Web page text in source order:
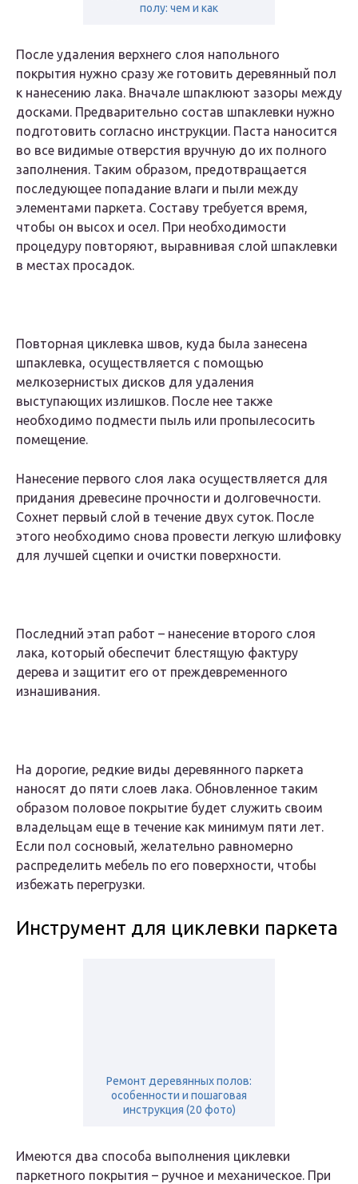
полу: чем и как
После удаления верхнего слоя напольного
покрытия нужно сразу же готовить деревянный пол
к нанесению лака. Вначале шпаклюют зазоры между
досками. Предварительно состав шпаклевки нужно
подготовить согласно инструкции. Паста наносится
во все видимые отверстия вручную до их полного
заполнения. Таким образом, предотвращается
последующее попадание влаги и пыли между
элементами паркета. Составу требуется время,
чтобы он высох и осел. При необходимости
процедуру повторяют, выравнивая слой шпаклевки
в местах просадок.
Повторная циклевка швов, куда была занесена
шпаклевка, осуществляется с помощью
мелкозернистых дисков для удаления
выступающих излишков. После нее также
необходимо подмести пыль или пропылесосить
помещение.
Нанесение первого слоя лака осуществляется для
придания древесине прочности и долговечности.
Сохнет первый слой в течение двух суток. После
этого необходимо снова провести легкую шлифовку
для лучшей сцепки и очистки поверхности.
Последний этап работ – нанесение второго слоя
лака, который обеспечит блестящую фактуру
дерева и защитит его от преждевременного
изнашивания.
На дорогие, редкие виды деревянного паркета
наносят до пяти слоев лака. Обновленное таким
образом половое покрытие будет служить своим
владельцам еще в течение как минимум пяти лет.
Если пол сосновый, желательно равномерно
распределить мебель по его поверхности, чтобы
избежать перегрузки.
Инструмент для циклевки паркета
Ремонт деревянных полов:
особенности и пошаговая
инструкция (20 фото)
Имеются два способа выполнения циклевки
паркетного покрытия – ручное и механическое. При